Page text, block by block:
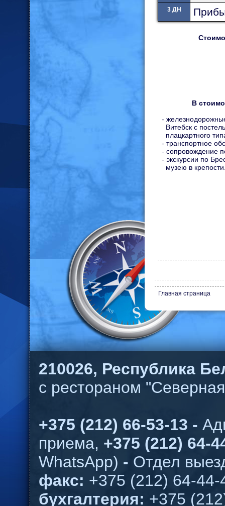
3 ДН
В
-
Витебск с
плацкартного
- транспортное
- сопровождение
- экскурсии по
музею в
Главная страница
210026, Республика
с рестораном
+375 (212) 66-53-13 -
приема, +375 (212) 64-
WhatsApp) - Отдел
факс: +375 (212) 64-44-
бухгалтерия: +375